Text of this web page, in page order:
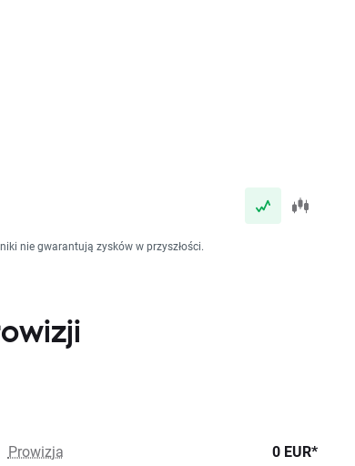
nie gwarantują zysków w przyszłości.
Prowizja 0 EUR*